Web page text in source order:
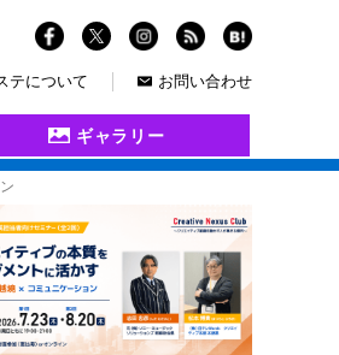
テについて お問い合わせ
ギャラリー